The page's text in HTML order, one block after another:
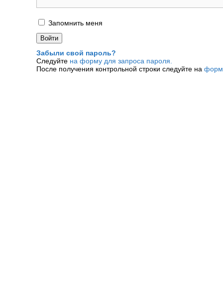
Запомнить меня
Забыли свой пароль?
Следуйте на форму для запроса пароля.
После получения контрольной строки следуйте на